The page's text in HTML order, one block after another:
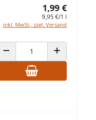
1,99 €
9,95 €/1 l
inkl. MwSt., zzgl. Versand
ANZAHL VERRINGERNANZAHL